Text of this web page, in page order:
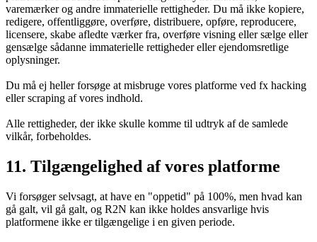
varemærker og andre immaterielle rettigheder. Du må ikke kopiere,
redigere, offentliggøre, overføre, distribuere, opføre, reproducere,
licensere, skabe afledte værker fra, overføre visning eller sælge eller
gensælge sådanne immaterielle rettigheder eller ejendomsretlige
oplysninger.
Du må ej heller forsøge at misbruge vores platforme ved fx hacking
eller scraping af vores indhold.
Alle rettigheder, der ikke skulle komme til udtryk af de samlede
vilkår, forbeholdes.
11. Tilgængelighed af vores platforme
Vi forsøger selvsagt, at have en "oppetid" på 100%, men hvad kan
gå galt, vil gå galt, og R2N kan ikke holdes ansvarlige hvis
platformene ikke er tilgængelige i en given periode.